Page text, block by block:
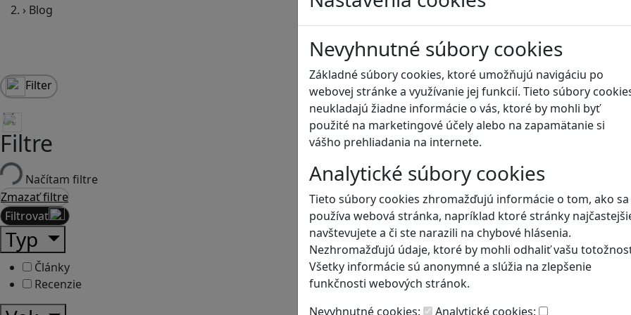
Nevyhnutné súbory cookies
Základné súbory cookies, ktoré umožňujú navigáciu po
webovej stránke a využívanie jej funkcií. Tieto súbory
neukladajú žiadne informácie o vás, ktoré by mohli byť
použité na marketingové účely alebo na zapamätanie si
vášho prehliadania na internete.
Analytické súbory cookies
Tieto súbory cookies zhromažďujú informácie o tom, ako sa
používa webová stránka, napríklad ktoré stránky
navštevujete a či ste narazili na chybové hlásenia.
Nezhromažďujú údaje, ktoré by mohli odhaliť vašu
Všetky informácie sú anonymné a slúžia na zlepšenie
funkčnosti webových stránok.
Nevyhnutné cookies:
Analytické cookies:
› Blog
Blog
Filter
Filtre
Načítam filtre
Zmazať filtre
Filtrovať
Typ
Články
Recenzie